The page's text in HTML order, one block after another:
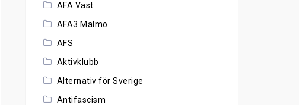
AFA Väst
AFA3 Malmö
AFS
Aktivklubb
Alternativ för Sverige
Antifascism